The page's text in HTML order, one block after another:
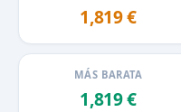
1,819 €
MÁS BARATA
1,819 €